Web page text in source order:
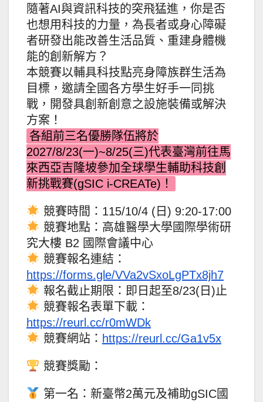
隨著AI與資訊科技的突飛猛進，你是否
也想用科技的力量，為長者或身心障礙
者研發出能改善生活品質、重建身體機
能的創新解方？
本競賽以輔具科技點亮身障族群生活為
目標，邀請全國各方學生好手一同挑
戰，開發具創新創意之設施裝備或解決
方案！
各組前三名優勝隊伍將於
2027/8/23(一)~8/25(三)代表臺灣前往馬
來西亞吉隆坡參加全球學生輔助科技創
新挑戰賽(gSIC i-CREATe)！
競賽時間：115/10/4 (日) 9:20-17:00
競賽地點：高雄醫學大學國際學術研
究大樓 B2 國際會議中心
競賽報名連結：
https://forms.gle/VVa2vSxoLgPTx8jh7
報名截止期限：即日起至8/23(日)止
競賽報名表單下載：
https://reurl.cc/r0mWDk
競賽網站： https://reurl.cc/Ga1v5x
競賽獎勵：
第一名：新臺幣2萬元及補助gSIC國